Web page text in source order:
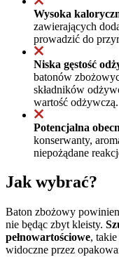
Wysoka
zawierających
prowadzić do
Niska gęstość
batonów
składników
wartość odżywczą.
Potencjalna
konserwanty,
niepożądane
Jak wybrać?
Baton zbożowy
nie będąc zbyt kleisty.
pełnowartościowe,
widoczne przez